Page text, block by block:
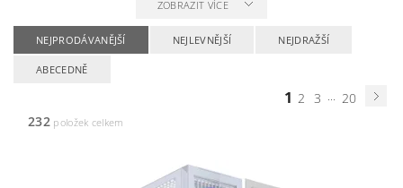
ZOBRAZIT VÍCE
NEJPRODÁVANĚJŠÍ NEJLEVNĚJŠÍ NEJDRAŽŠÍ
ABECEDNĚ
1 2 3 ... 20
232položek celkem